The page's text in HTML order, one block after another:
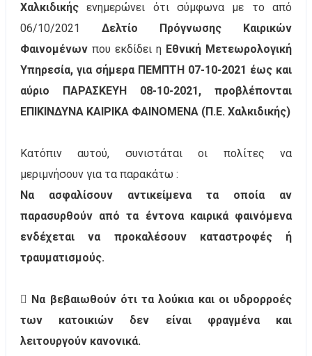
Χαλκιδικής ενημερώνει ότι σύμφωνα με το από
06/10/2021 Δελτίο Πρόγνωσης Καιρικών
Φαινομένων που εκδίδει η Εθνική Μετεωρολογική
Υπηρεσία, για σήμερα ΠΕΜΠΤΗ 07-10-2021 έως και
αύριο ΠΑΡΑΣΚΕΥΗ 08-10-2021, προβλέπονται
ΕΠΙΚΙΝΔΥΝΑ ΚΑΙΡΙΚΑ ΦΑΙΝΟΜΕΝΑ (Π.Ε. Χαλκιδικής)
Κατόπιν αυτού, συνιστάται οι πολίτες να
μεριμνήσουν για τα παρακάτω :
Να ασφαλίσουν αντικείμενα τα οποία αν
παρασυρθούν από τα έντονα καιρικά φαινόμενα
ενδέχεται να προκαλέσουν καταστροφές ή
τραυματισμούς.
 Να βεβαιωθούν ότι τα λούκια και οι υδρορροές
των κατοικιών δεν είναι φραγμένα και
λειτουργούν κανονικά.